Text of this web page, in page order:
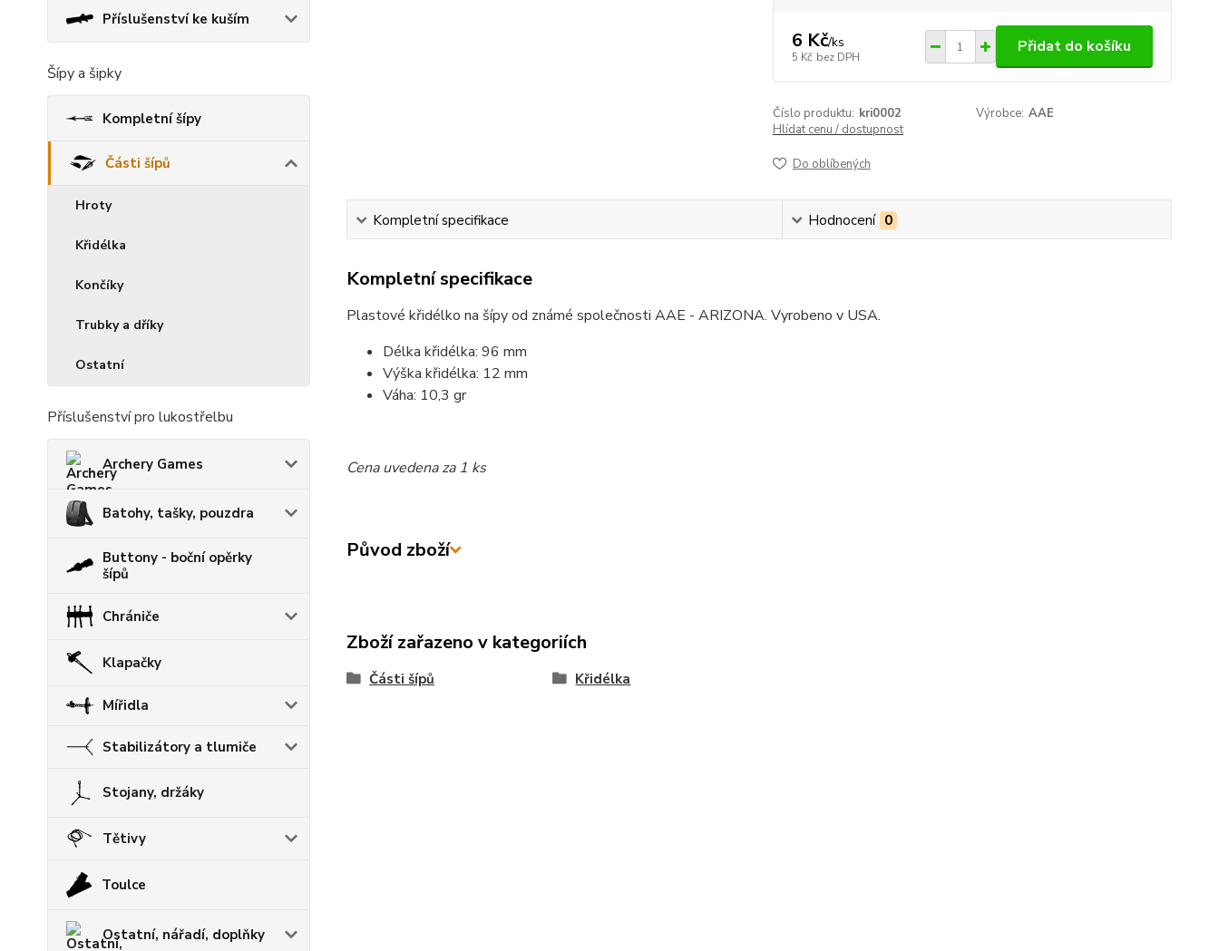
Příslušenství ke kuším
Šípy a šipky
Kompletní šípy
Části šípů
Hroty
Křidélka
Končíky
Trubky a dříky
Ostatní
Příslušenství pro lukostřelbu
Archery Games
Batohy, tašky, pouzdra
Buttony - boční opěrky
šípů
Chrániče
Klapačky
Mířidla
Stabilizátory a tlumiče
Stojany, držáky
Tětivy
Toulce
Ostatní, nářadí, doplňky
6 Kč/ks
5 Kč bez DPH
Přidat do košíku
Číslo produktu: kri0002 Výrobce: AAE
Hlídat cenu / dostupnost
Do oblíbených
Kompletní specifikace Hodnocení 0
Kompletní specifikace
Plastové křidélko na šípy od známé společnosti AAE - ARIZONA. Vyrobeno v USA.
Délka křidélka: 96 mm
Výška křidélka: 12 mm
Váha: 10,3 gr
Cena uvedena za 1 ks
Původ zboží
Zboží zařazeno v kategoriích
Části šípů Křidélka